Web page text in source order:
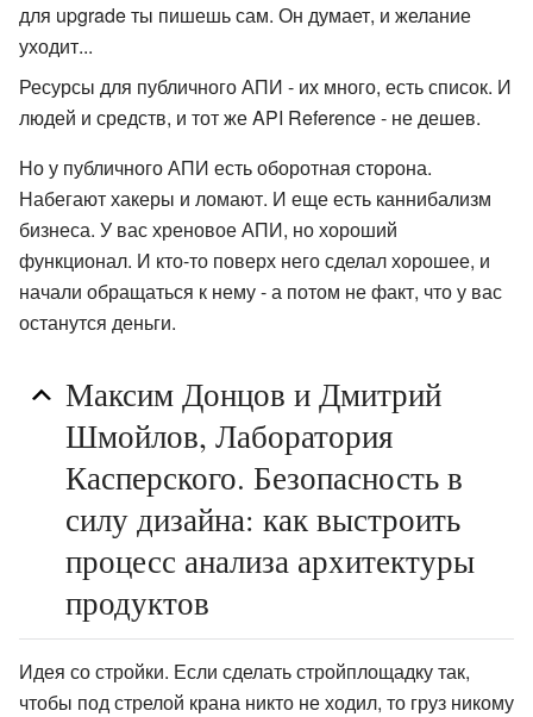
для upgrade ты пишешь сам. Он думает, и желание
уходит...
Ресурсы для публичного АПИ - их много, есть список. И
людей и средств, и тот же API Reference - не дешев.
Но у публичного АПИ есть оборотная сторона.
Набегают хакеры и ломают. И еще есть каннибализм
бизнеса. У вас хреновое АПИ, но хороший
функционал. И кто-то поверх него сделал хорошее, и
начали обращаться к нему - а потом не факт, что у вас
останутся деньги.
Максим Донцов и Дмитрий
Шмойлов, Лаборатория
Касперского. Безопасность в
силу дизайна: как выстроить
процесс анализа архитектуры
продуктов
Идея со стройки. Если сделать стройплощадку так,
чтобы под стрелой крана никто не ходил, то груз никому